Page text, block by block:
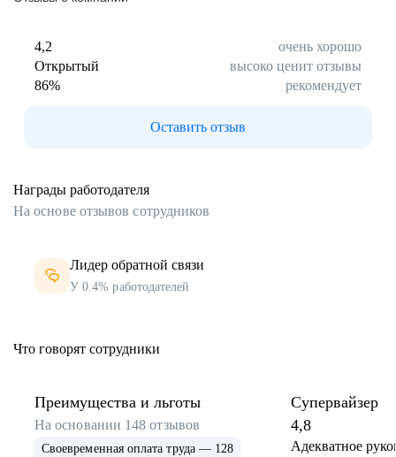
4,2
очень хорошо
Открытый
высоко ценит отзывы
86% рекомендует
Оставить отзыв
Награды работодателя
На основе отзывов сотрудников
Лидер обратной связи
У 0.4% работодателей
Что говорят сотрудники
Преимущества и льготы
На основании 148 отзывов
Своевременная оплата труда — 128
Супервайзер
4,8
Адекватное